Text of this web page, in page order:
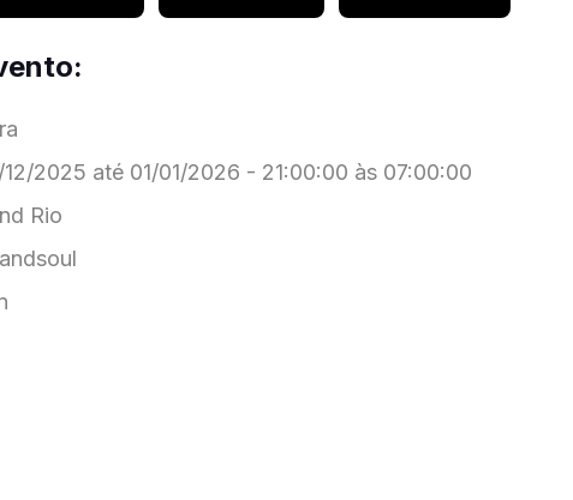
ra
12/2025 até 01/01/2026 - 21:00:00 às 07:00:00
Rio